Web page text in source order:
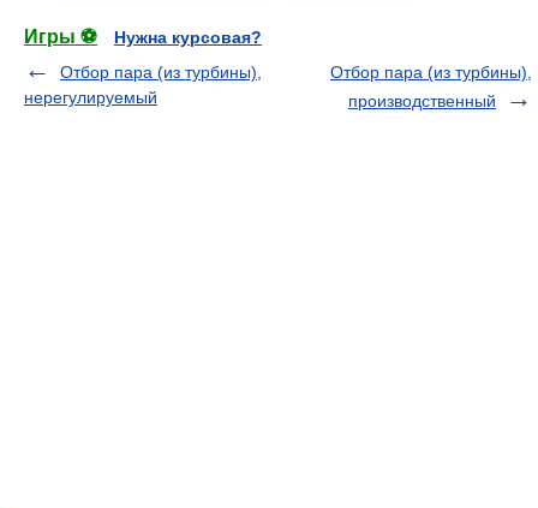
Игры ⚽
Нужна курсовая?
Отбор пара (из турбины),
нерегулируемый
Отбор пара (из турбины),
производственный